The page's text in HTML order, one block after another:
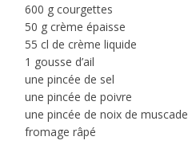
600 g courgettes
50 g crème épaisse
55 cl de crème liquide
1 gousse d’ail
une pincée de sel
une pincée de poivre
une pincée de noix de muscade
fromage râpé